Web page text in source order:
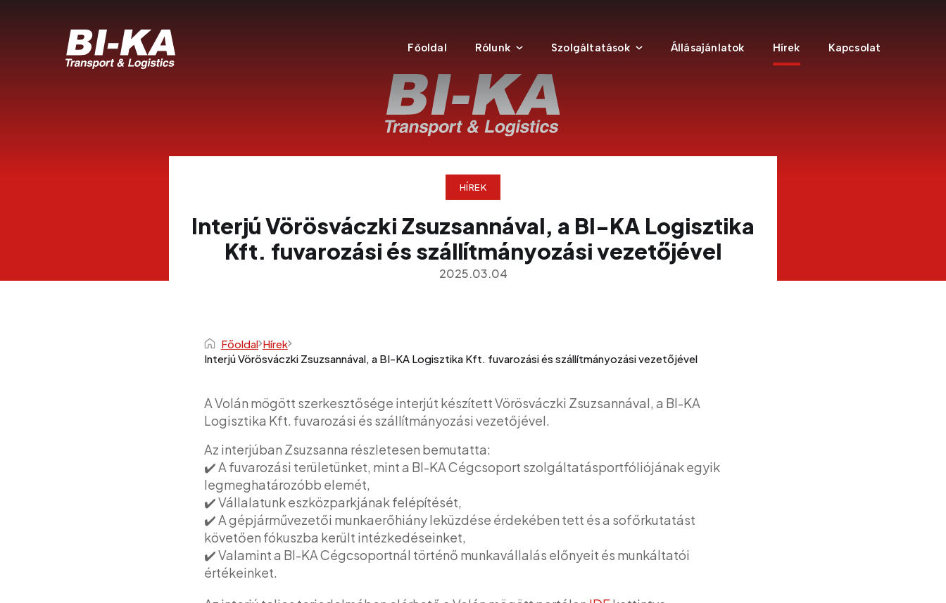
Főoldal Rólunk Szolgáltatások Állásajánlatok Hírek Kapcsolat
HÍREK
Interjú Vörösváczki Zsuzsannával, a BI-KA Logisztika
Kft. fuvarozási és szállítmányozási vezetőjével
2025.03.04
Főoldal Hírek
Interjú Vörösváczki Zsuzsannával, a BI-KA Logisztika Kft. fuvarozási és szállítmányozási vezetőjével
A Volán mögött szerkesztősége interjút készített Vörösváczki Zsuzsannával, a BI-KA
Logisztika Kft. fuvarozási és szállítmányozási vezetőjével.
Az interjúban Zsuzsanna részletesen bemutatta:
✔️ A fuvarozási területünket, mint a BI-KA Cégcsoport szolgáltatásportfóliójának egyik
legmeghatározóbb elemét,
✔️ Vállalatunk eszközparkjának felépítését,
✔️ A gépjárművezetői munkaerőhiány leküzdése érdekében tett és a sofőrkutatást
követően fókuszba került intézkedéseinket,
✔️ Valamint a BI-KA Cégcsoportnál történő munkavállalás előnyeit és munkáltatói
értékeinket.